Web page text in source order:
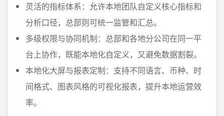
灵活的指标体系：允许本地团队自定义核心指标和
分析口径，总部则可统一监管和汇总。
多级权限与协同机制：总部和各地分公司在同一平
台上协作，既能本地化自定义，又避免数据割裂。
本地化大屏与报表定制：支持不同语言、币种、时
间格式、图表风格的可视化报表，提升本地运营效
率。